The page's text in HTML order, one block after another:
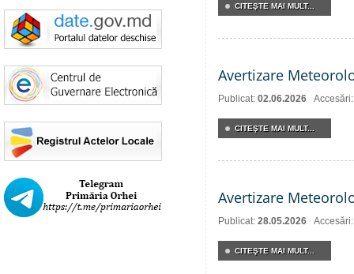
CITEŞTE MAI MULT...
Avertizare
Publicat: 02.06.2026
CITEŞTE MAI MULT...
Avertizare
Publicat: 28.05.2026
CITEŞTE MAI MULT...